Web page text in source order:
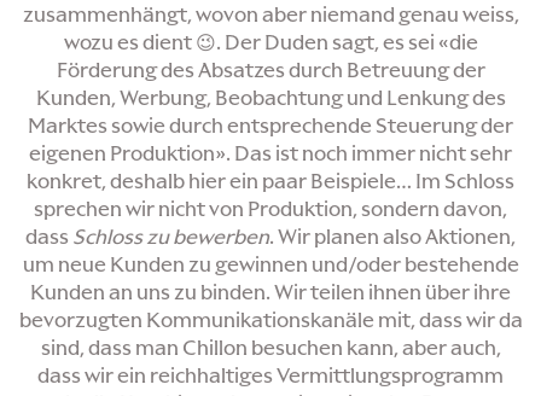
zusammenhängt, wovon aber niemand genau weiss,
wozu es dient 😉. Der Duden sagt, es sei «die
Förderung des Absatzes durch Betreuung der
Kunden, Werbung, Beobachtung und Lenkung des
Marktes sowie durch entsprechende Steuerung der
eigenen Produktion». Das ist noch immer nicht sehr
konkret, deshalb hier ein paar Beispiele… Im Schloss
sprechen wir nicht von Produktion, sondern davon,
dass Schloss zu bewerben. Wir planen also Aktionen,
um neue Kunden zu gewinnen und/oder bestehende
Kunden an uns zu binden. Wir teilen ihnen über ihre
bevorzugten Kommunikationskanäle mit, dass wir da
sind, dass man Chillon besuchen kann, aber auch,
dass wir ein reichhaltiges Vermittlungsprogramm